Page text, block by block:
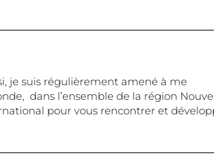
je suis régulièrement amené à me
dans l’ensemble de la région
pour vous rencontrer et